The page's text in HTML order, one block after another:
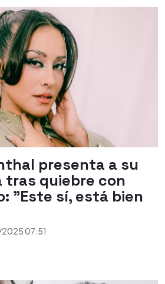
presenta a su
tras quiebre con
"Este sí, está bien
07:51